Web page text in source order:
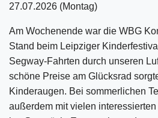
27.07.2026 (Montag)
Am Wochenende war die WBG
Stand beim Leipziger
Segway-Fahrten durch unseren
schöne Preise am Glücksrad
Kinderaugen. Bei sommerlichen
außerdem mit vielen